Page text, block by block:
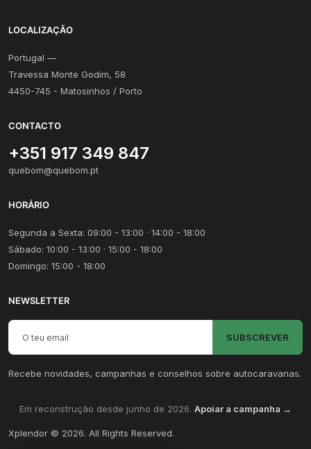
LOCALIZAÇÃO
Portugal —
Travessa Monte Godim, 58
4450-745 - Matosinhos / Porto
CONTACTO
+351 917 349 847
quebom@quebom.pt
HORÁRIO
Segunda a Sexta: 09:00 - 13:00 · 14:00 - 18:00
Sábado: 10:00 - 13:00 · 15:00 - 18:00
Domingo: 15:00 - 18:00
NEWSLETTER
Email para newsletter
SUBSCREVER
Recebe novidades, campanhas e conselhos sobre autocaravanas.
Em reconstrução desde junho de 2026. Apoiar a campanha →
Xplendor © 2026. All Rights Reserved.